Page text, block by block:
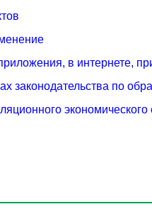
в интернете,
законодательства по
экономического